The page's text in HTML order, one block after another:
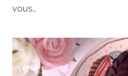
vous…